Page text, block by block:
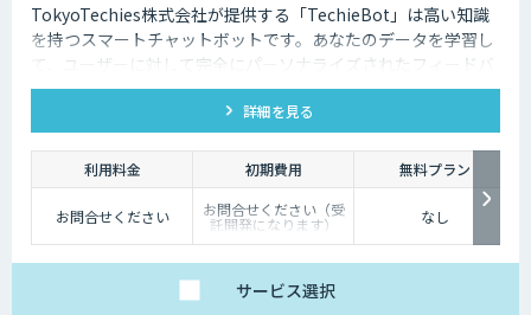
TokyoTechies株式会社が提供する「TechieBot」は高い知識
を持つスマートチャットボットです。あなたのデータを学習し
て、ユーザーに対して完全にパーソナライズされたフィードバ
ック、情報、サポートを提供することができます。また、
GhatGPTをはじめ、他社のエンジンとの連携も可能です。
詳細を見る
利用料金 初期費用 無料プラン
お問合せください お問合せください（受
託開発になります） なし
サービス選択